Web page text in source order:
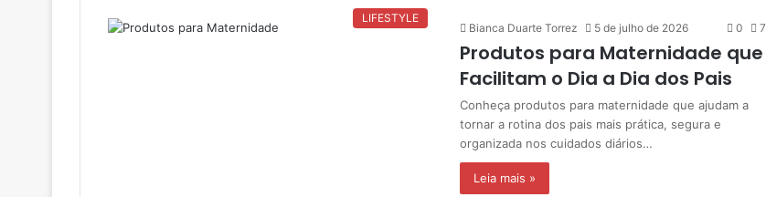
LIFESTYLE
Bianca Duarte Torrez 5 de julho de 2026 0 7
Produtos para Maternidade que
Facilitam o Dia a Dia dos Pais
Conheça produtos para maternidade que ajudam a
tornar a rotina dos pais mais prática, segura e
organizada nos cuidados diários…
Leia mais »